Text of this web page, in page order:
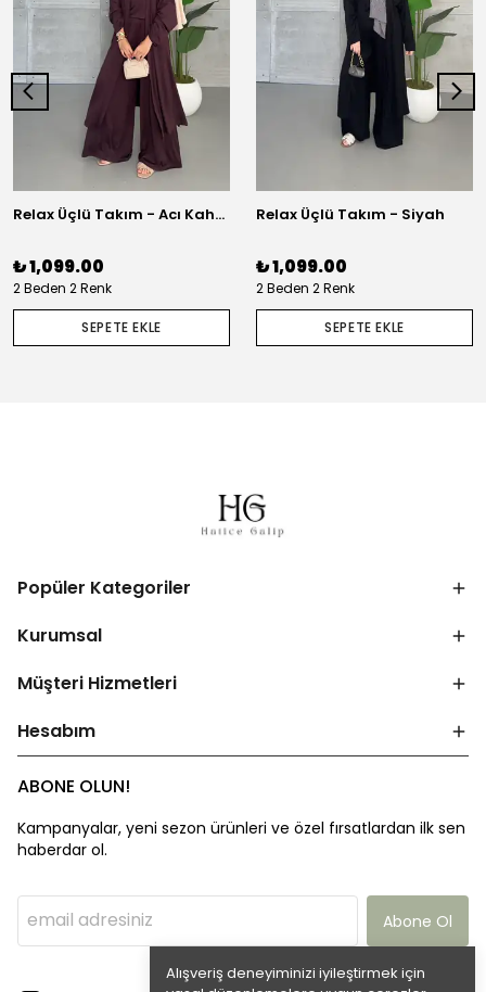
Alışveriş deneyiminizi iyileştirmek için
Relax Üçlü Takım - Acı Kahve
₺ 1,099.00
2 Beden 2 Renk
SEPETE EKLE
Relax Üçlü Takım - Siyah
₺ 1,099.00
2 Beden 2 Renk
SEPETE EKLE
Popüler Kategoriler
Kurumsal
Müşteri Hizmetleri
Hesabım
ABONE OLUN!
Kampanyalar, yeni sezon ürünleri ve özel fırsatlardan ilk sen
haberdar ol.
Abone Ol